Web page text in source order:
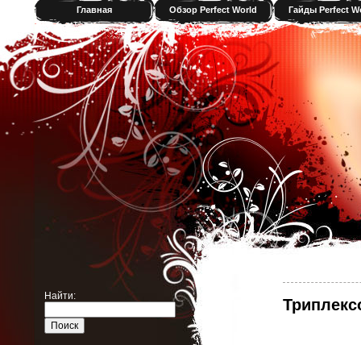
Главная Обзор Perfect World Гайды Perfect
Найти: